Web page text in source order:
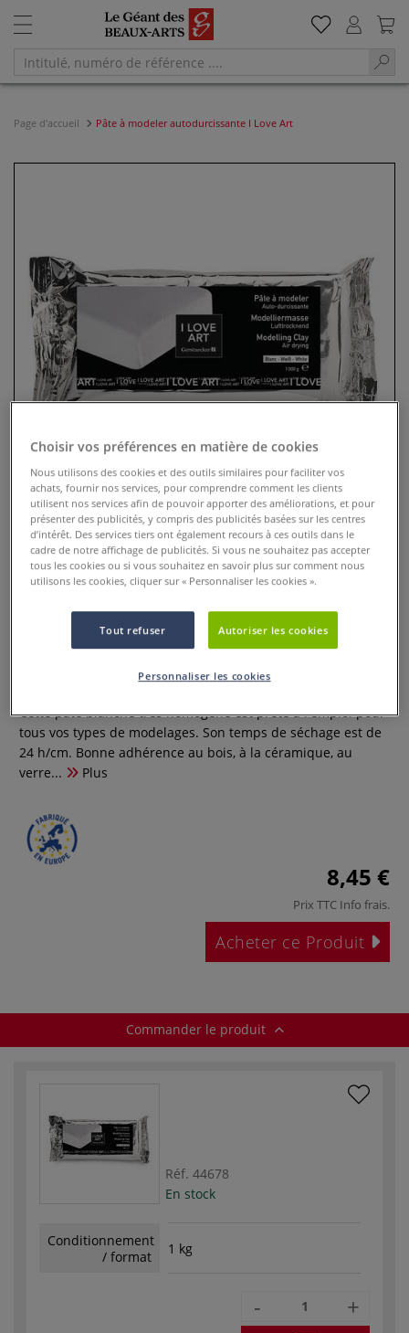
Page d'accueil Pâte à modeler autodurcissante I Love Art
Pâte à modeler autodurcissante I
Love Art
4 Commentaires
Cette pâte blanche très homogène est prête à l'emploi pour
tous vos types de modelages. Son temps de séchage est de
24 h/cm. Bonne adhérence au bois, à la céramique, au
verre...
Plus
8,45 €
Prix TTC Info frais.
Acheter ce Produit
Commander le produit
Réf. 44678
En stock
Conditionnement
/ format
1 kg
- +
Choisir vos préférences en matière de cookies
Nous utilisons des cookies et des outils similaires pour faciliter vos
achats, fournir nos services, pour comprendre comment les clients
utilisent nos services afin de pouvoir apporter des améliorations, et pour
présenter des publicités, y compris des publicités basées sur les centres
d’intérêt. Des services tiers ont également recours à ces outils dans le
cadre de notre affichage de publicités. Si vous ne souhaitez pas accepter
tous les cookies ou si vous souhaitez en savoir plus sur comment nous
utilisons les cookies, cliquer sur « Personnaliser les cookies ».
Tout refuser Autoriser les cookies
Personnaliser les cookies